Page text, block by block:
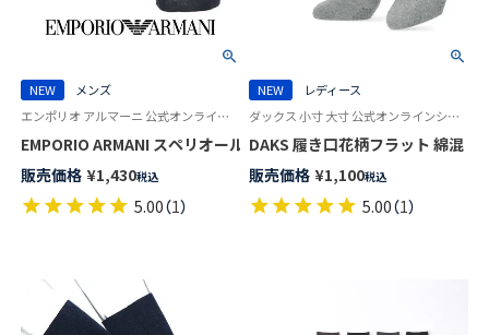
NEW
メンズ
エンポリオ アルマーニ 公式オンラインショップ 紳士 靴下
販売価格 ¥1,430税込
5.00（1）
NEW
レディース
ダックス 小寸 大寸 公式オンラインショップ 婦人靴下 女性
DAKS 履き口花柄フラット 綿混
販売価格 ¥1,100税込
5.00（1）